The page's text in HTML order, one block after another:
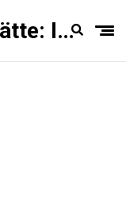
Pirnar Tischlerwerkstätte: Innentüren Experten